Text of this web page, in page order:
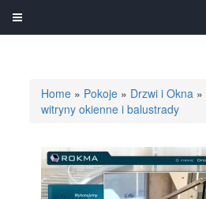
Home » Pokoje » Drzwi i Okna »
witryny okienne i balustrady